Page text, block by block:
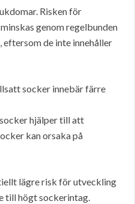
Risken för
genom regelbunden
de inte innehåller
socker innebär färre
hjälper till att
kan orsaka på
lägre risk för utveckling
till högt sockerintag.